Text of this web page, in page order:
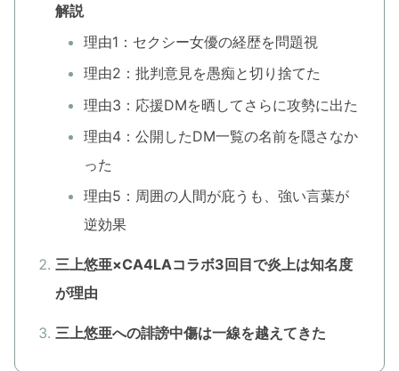
解説
理由1：セクシー女優の経歴を問題視
理由2：批判意見を愚痴と切り捨てた
理由3：応援DMを晒してさらに攻勢に出た
理由4：公開したDM一覧の名前を隠さなか
った
理由5：周囲の人間が庇うも、強い言葉が
逆効果
三上悠亜×CA4LAコラボ3回目で炎上は知名度
が理由
三上悠亜への誹謗中傷は一線を越えてきた